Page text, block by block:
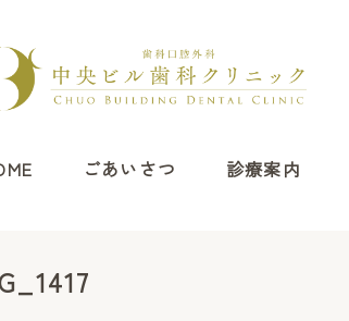
ごあいさつ 診療案内